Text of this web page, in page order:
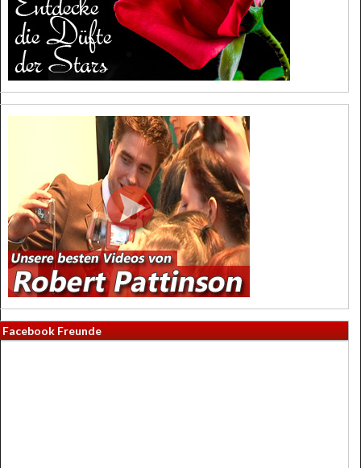
Facebook Freunde